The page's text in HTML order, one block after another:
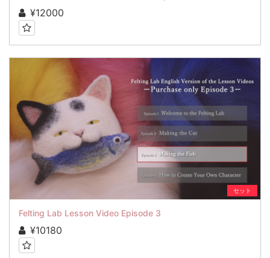
¥12000
セット
Felting Lab Lesson Video Episode 3
¥10180